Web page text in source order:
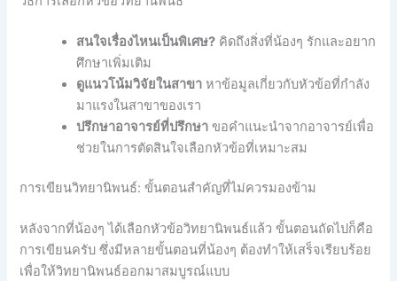
สนใจเรื่องไหนเป็นพิเศษ? คิดถึงสิ่งที่น้องๆ รักและอยาก
ศึกษาเพิ่มเติม
ดูแนวโน้มวิจัยในสาขา หาข้อมูลเกี่ยวกับหัวข้อที่กำลัง
มาแรงในสาขาของเรา
ปรึกษาอาจารย์ที่ปรึกษา ขอคำแนะนำจากอาจารย์เพื่อ
ช่วยในการตัดสินใจเลือกหัวข้อที่เหมาะสม
การเขียนวิทยานิพนธ์: ขั้นตอนสำคัญที่ไม่ควรมองข้าม
หลังจากที่น้องๆ ได้เลือกหัวข้อวิทยานิพนธ์แล้ว ขั้นตอนถัดไปก็คือ
การเขียนครับ ซึ่งมีหลายขั้นตอนที่น้องๆ ต้องทำให้เสร็จเรียบร้อย
เพื่อให้วิทยานิพนธ์ออกมาสมบูรณ์แบบ